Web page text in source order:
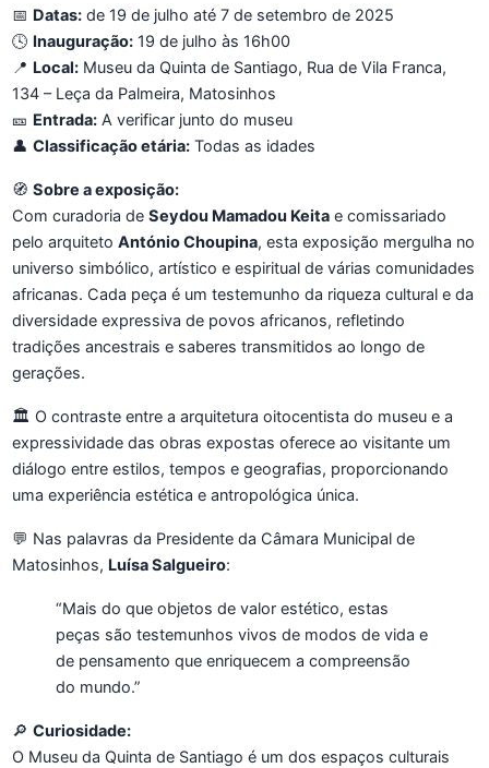
📅 Datas: de 19 de julho até 7 de setembro de 2025
🕓 Inauguração: 19 de julho às 16h00
📍 Local: Museu da Quinta de Santiago, Rua de Vila Franca,
134 – Leça da Palmeira, Matosinhos
🎫 Entrada: A verificar junto do museu
👤 Classificação etária: Todas as idades
🧭 Sobre a exposição:
Com curadoria de Seydou Mamadou Keita e comissariado
pelo arquiteto António Choupina, esta exposição mergulha no
universo simbólico, artístico e espiritual de várias comunidades
africanas. Cada peça é um testemunho da riqueza cultural e da
diversidade expressiva de povos africanos, refletindo
tradições ancestrais e saberes transmitidos ao longo de
gerações.
🏛️ O contraste entre a arquitetura oitocentista do museu e a
expressividade das obras expostas oferece ao visitante um
diálogo entre estilos, tempos e geografias, proporcionando
uma experiência estética e antropológica única.
💬 Nas palavras da Presidente da Câmara Municipal de
Matosinhos, Luísa Salgueiro:
“Mais do que objetos de valor estético, estas
peças são testemunhos vivos de modos de vida e
de pensamento que enriquecem a compreensão
do mundo.”
🔎 Curiosidade:
O Museu da Quinta de Santiago é um dos espaços culturais